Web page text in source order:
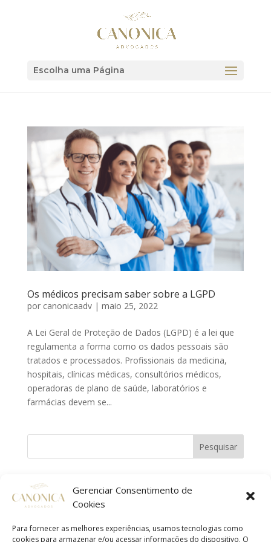
Gerenciar Consentimento de
Cookies
Para fornecer as melhores experiências, usamos tecnologias como
cookies para armazenar e/ou acessar informações do dispositivo. O
Escolha uma Página
Os médicos precisam saber sobre a LGPD
por canonicaadv| maio 25, 2022
A Lei Geral de Proteção de Dados (LGPD) é a lei que
regulamenta a forma como os dados pessoais são
tratados e processados. Profissionais da medicina,
hospitais, clínicas médicas, consultórios médicos,
operadoras de plano de saúde, laboratórios e
farmácias devem se...
Pesquisar
Posts recentes
Os médicos precisam saber sobre a LGPD
05 ferramentas para otimizar a rotina das empresas